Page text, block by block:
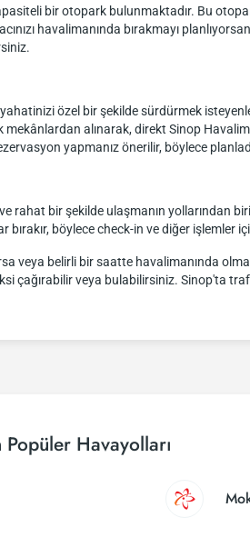
bir otopark bulunmaktadır. Bu
havalimanında bırakmayı
özel bir şekilde sürdürmek
alınarak, direkt Sinop
yapmanız önerilir, böylece
ve rahat bir şekilde ulaşmanın
bırakır, böylece check-in ve diğer
veya belirli bir saatte havalimanında
çağırabilir veya bulabilirsiniz. Sinop'ta
Havayolları